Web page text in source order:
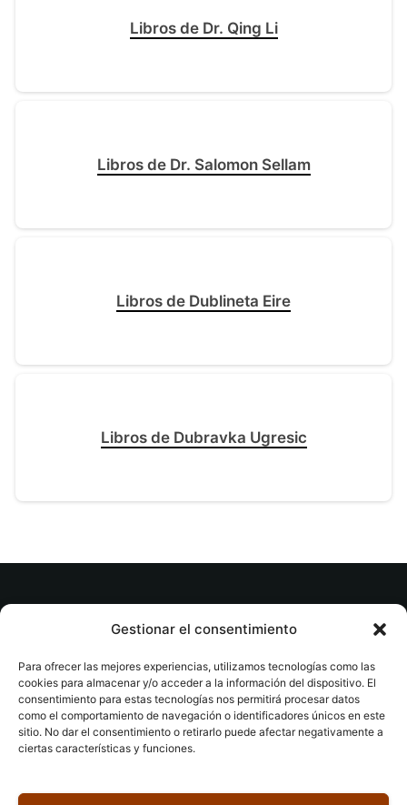
Gestionar el consentimiento
Para ofrecer las mejores experiencias, utilizamos tecnologías como las
cookies para almacenar y/o acceder a la información del dispositivo. El
consentimiento para estas tecnologías nos permitirá procesar datos
como el comportamiento de navegación o identificadores únicos en este
sitio. No dar el consentimiento o retirarlo puede afectar negativamente a
ciertas características y funciones.
Libros de Dr. Qing Li
Libros de Dr. Salomon Sellam
Libros de Dublineta Eire
Libros de Dubravka Ugresic
© tuslibrosvip.com · Todos los derechos
Aviso legal|Accesibilidad